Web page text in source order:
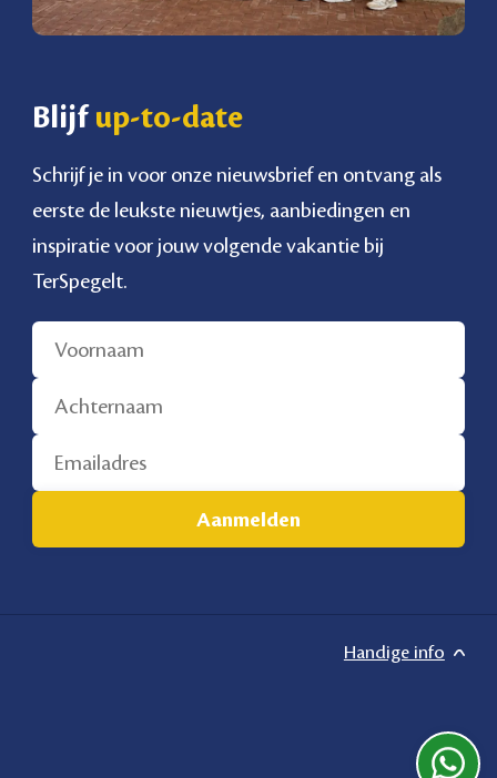
Blijf up-to-date
Schrijf je in voor onze nieuwsbrief en ontvang als
eerste de leukste nieuwtjes, aanbiedingen en
inspiratie voor jouw volgende vakantie bij
TerSpegelt.
Handige info